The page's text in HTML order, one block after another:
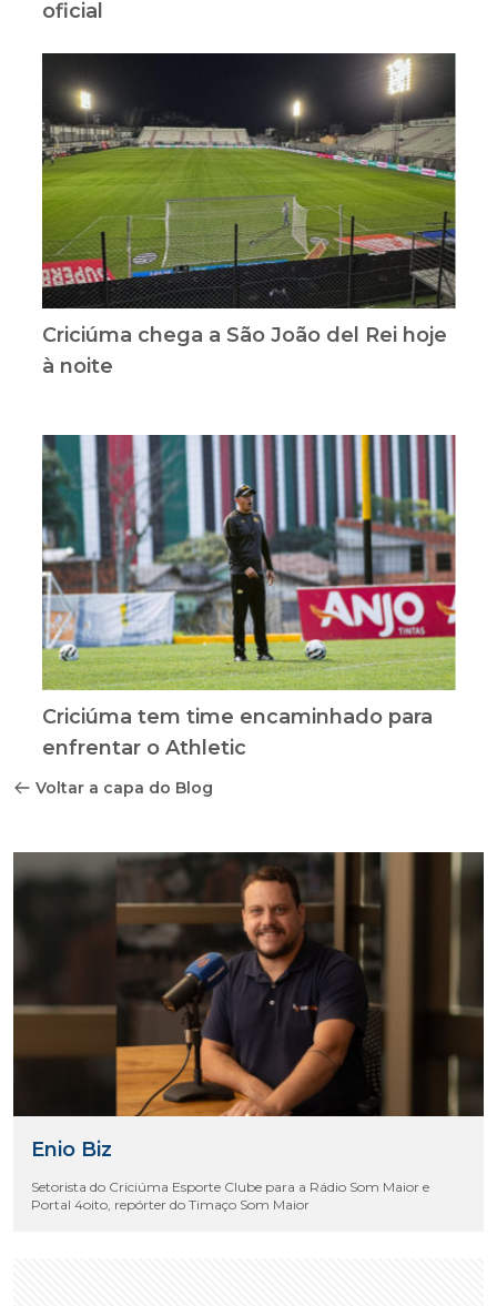
oficial
Criciúma chega a São João del Rei hoje
à noite
Criciúma tem time encaminhado para
enfrentar o Athletic
Voltar a capa do Blog
Enio Biz
Setorista do Criciúma Esporte Clube para a Rádio Som Maior e
Portal 4oito, repórter do Timaço Som Maior